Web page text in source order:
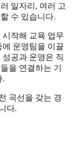
일자리, 여러 고
수 있습니다.
작해 교육 업무
에 운영팀을 이끌
공과 운영은 직
을 연결하는 기
.
곡선을 갖는 경
다.